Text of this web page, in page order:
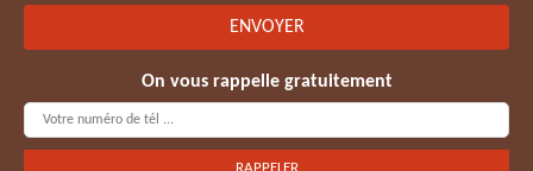
On vous rappelle gratuitement